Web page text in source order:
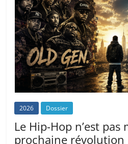
2026 Dossier
Le Hip-Hop n’est
prochaine révolution